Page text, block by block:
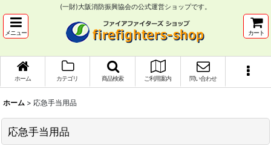
(一財)大阪消防振興協会の公式運営ショップです。
メニュー カート
ホーム カテゴリ 商品検索 ご利用案内 問い合わせ
ホーム > 応急手当用品
応急手当用品